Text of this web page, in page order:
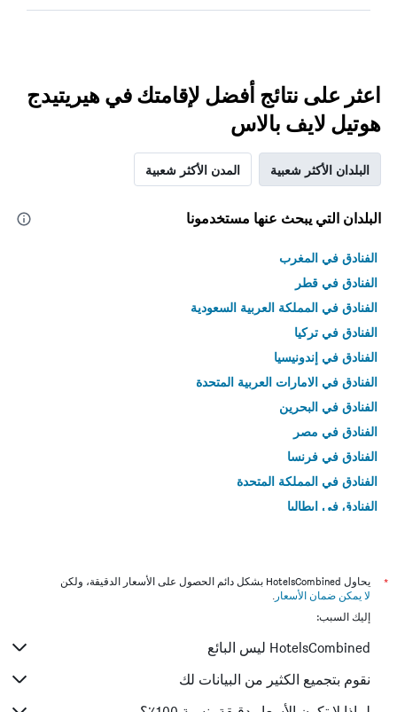
اعثر على نتائج أفضل لإقامتك في هيريتيدج
هوتيل لايف بالاس
البلدان الأكثر شعبية المدن الأكثر شعبية
البلدان التي يبحث عنها مستخدمونا
الفنادق في المغرب
الفنادق في قطر
الفنادق في المملكة العربية السعودية
الفنادق في تركيا
الفنادق في إندونيسيا
الفنادق في الامارات العربية المتحدة
الفنادق في البحرين
الفنادق في مصر
الفنادق في فرنسا
الفنادق في المملكة المتحدة
الفنادق في إيطاليا
*
يحاول HotelsCombined بشكل دائم الحصول على الأسعار الدقيقة، ولكن
لا يمكن ضمان الأسعار .
إليك السبب:
HotelsCombined ليس البائع
نقوم بتجميع الكثير من البيانات لك